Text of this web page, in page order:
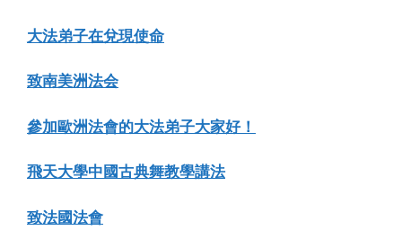
大法弟子在兌現使命
致南美洲法会
參加歐洲法會的大法弟子大家好！
飛天大學中國古典舞教學講法
致法國法會